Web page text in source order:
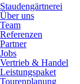
Staudengärtnerei
Über uns
Team
Referenzen
Partner
Jobs
Vertrieb & Handel
Leistungspaket
Tourenplanung